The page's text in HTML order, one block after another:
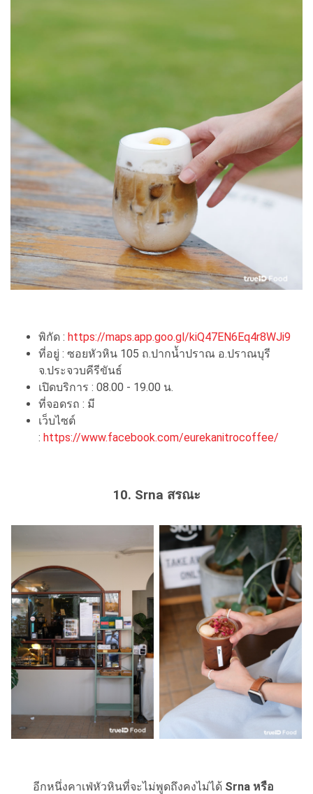
พิกัด : https://maps.app.goo.gl/kiQ47EN6Eq4r8WJi9
ที่อยู่ : ซอยหัวหิน 105 ถ.ปากน้ำปราณ อ.ปราณบุรี
จ.ประจวบคีรีขันธ์
เปิดบริการ : 08.00 - 19.00 น.
ที่จอดรถ : มี
เว็บไซต์
: https://www.facebook.com/eurekanitrocoffee/
10. Srna สรณะ
อีกหนึ่งคาเฟ่หัวหินที่จะไม่พูดถึงคงไม่ได้ Srna หรือ